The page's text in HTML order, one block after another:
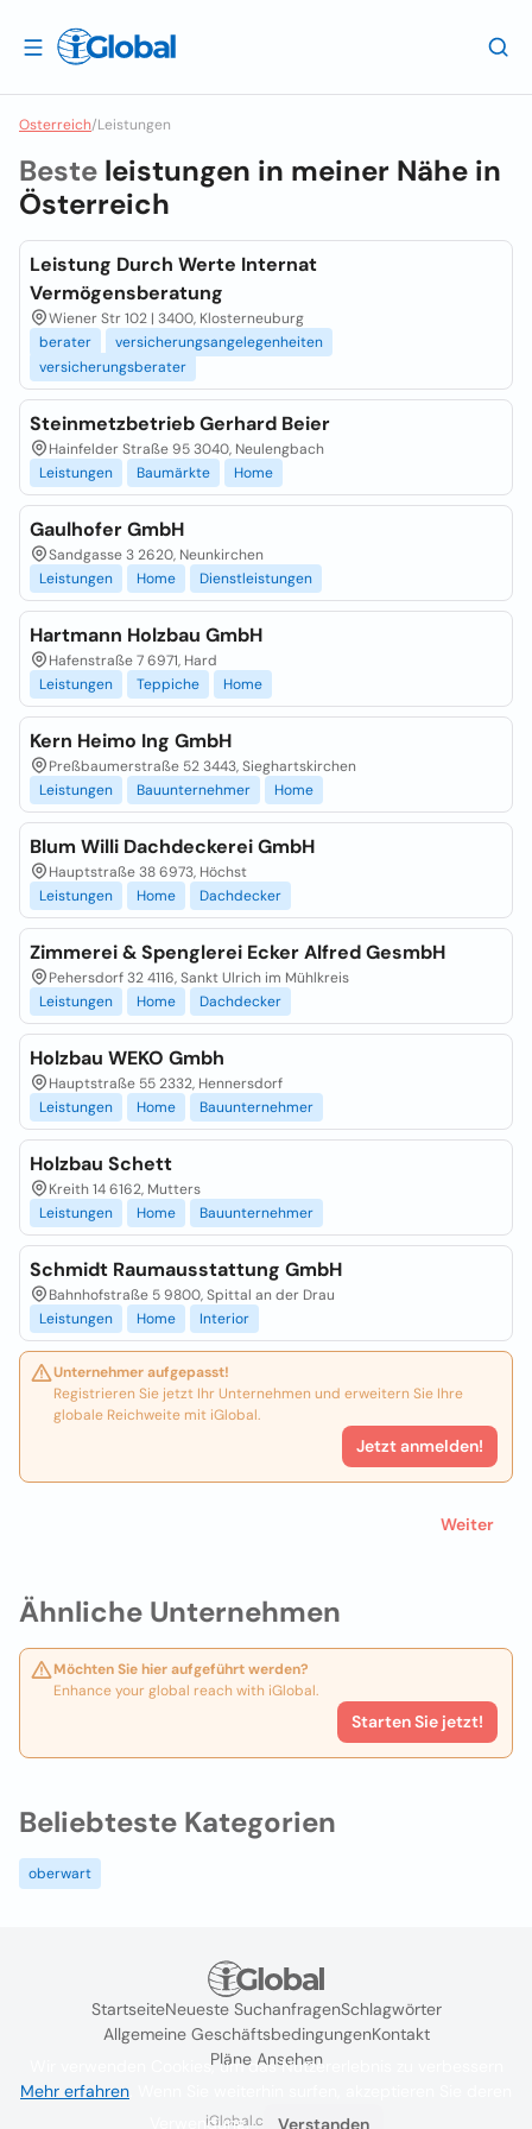
Osterreich/Leistungen
Ähnliche Unternehmen
Möchten Sie hier aufgeführt werden?
Enhance your global reach with iGlobal.
Starten Sie jetzt!
Beste leistungen in meiner Nähe in
Österreich
Leistung Durch Werte Internat
Vermögensberatung
Wiener Str 102 | 3400, Klosterneuburg
berater
versicherungsangelegenheiten
versicherungsberater
Steinmetzbetrieb Gerhard Beier
Hainfelder Straße 95 3040, Neulengbach
Leistungen
Baumärkte Home
Gaulhofer GmbH
Sandgasse 3 2620, Neunkirchen
Leistungen
Home Dienstleistungen
Hartmann Holzbau GmbH
Hafenstraße 7 6971, Hard
Leistungen
Teppiche Home
Kern Heimo Ing GmbH
Preßbaumerstraße 52 3443, Sieghartskirchen
Leistungen
Bauunternehmer Home
Blum Willi Dachdeckerei GmbH
Hauptstraße 38 6973, Höchst
Leistungen
Home Dachdecker
Zimmerei & Spenglerei Ecker Alfred GesmbH
Pehersdorf 32 4116, Sankt Ulrich im Mühlkreis
Leistungen
Home Dachdecker
Holzbau WEKO Gmbh
Hauptstraße 55 2332, Hennersdorf
Leistungen
Home Bauunternehmer
Holzbau Schett
Kreith 14 6162, Mutters
Leistungen
Home Bauunternehmer
Schmidt Raumausstattung GmbH
Bahnhofstraße 5 9800, Spittal an der Drau
Leistungen
Home Interior
Unternehmer aufgepasst!
Registrieren Sie jetzt Ihr Unternehmen und erweitern Sie Ihre
globale Reichweite mit iGlobal.
Jetzt anmelden!
Weiter
Beliebteste Kategorien
oberwart
StartseiteNeueste SuchanfragenSchlagwörter
Allgemeine GeschäftsbedingungenKontakt
Pläne Ansehen
iGlobal.co @ 2024
Wir verwenden Cookies, um das Nutzererlebnis zu verbessern
Mehr erfahren
Verwendung.
Verstanden